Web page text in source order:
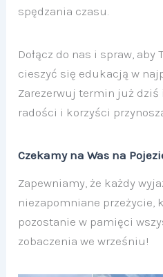
spędzania czasu.
Dołącz do nas i spraw,
cieszyć się edukacją w
Zarezerwuj termin już
radości i korzyści
Czekamy na Was na
Zapewniamy, że każdy
niezapomniane przeżycie,
pozostanie w pamięci
zobaczenia we wrześniu!